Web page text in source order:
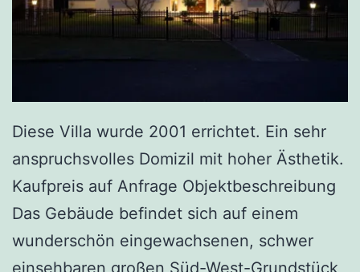
Diese Villa wurde 2001 errichtet. Ein sehr
anspruchsvolles Domizil mit hoher Ästhetik.
Kaufpreis auf Anfrage Objektbeschreibung
Das Gebäude befindet sich auf einem
wunderschön eingewachsenen, schwer
einsehbaren großen Süd-West-Grundstück